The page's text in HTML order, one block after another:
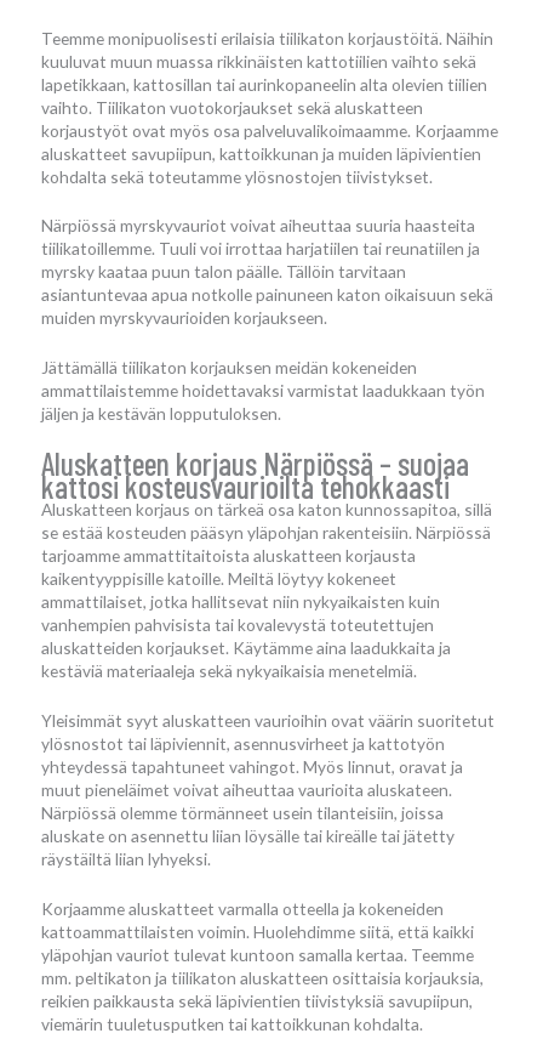
Teemme monipuolisesti erilaisia tiilikaton korjaustöitä. Näihin
kuuluvat muun muassa rikkinäisten kattotiilien vaihto sekä
lapetikkaan, kattosillan tai aurinkopaneelin alta olevien tiilien
vaihto. Tiilikaton vuotokorjaukset sekä aluskatteen
korjaustyöt ovat myös osa palveluvalikoimaamme. Korjaamme
aluskatteet savupiipun, kattoikkunan ja muiden läpivientien
kohdalta sekä toteutamme ylösnostojen tiivistykset.
Närpiössä myrskyvauriot voivat aiheuttaa suuria haasteita
tiilikatoillemme. Tuuli voi irrottaa harjatiilen tai reunatiilen ja
myrsky kaataa puun talon päälle. Tällöin tarvitaan
asiantuntevaa apua notkolle painuneen katon oikaisuun sekä
muiden myrskyvaurioiden korjaukseen.
Jättämällä tiilikaton korjauksen meidän kokeneiden
ammattilaistemme hoidettavaksi varmistat laadukkaan työn
jäljen ja kestävän lopputuloksen.
Aluskatteen korjaus Närpiössä – suojaa
kattosi kosteusvaurioilta tehokkaasti
Aluskatteen korjaus on tärkeä osa katon kunnossapitoa, sillä
se estää kosteuden pääsyn yläpohjan rakenteisiin. Närpiössä
tarjoamme ammattitaitoista aluskatteen korjausta
kaikentyyppisille katoille. Meiltä löytyy kokeneet
ammattilaiset, jotka hallitsevat niin nykyaikaisten kuin
vanhempien pahvisista tai kovalevystä toteutettujen
aluskatteiden korjaukset. Käytämme aina laadukkaita ja
kestäviä materiaaleja sekä nykyaikaisia menetelmiä.
Yleisimmät syyt aluskatteen vaurioihin ovat väärin suoritetut
ylösnostot tai läpiviennit, asennusvirheet ja kattotyön
yhteydessä tapahtuneet vahingot. Myös linnut, oravat ja
muut pieneläimet voivat aiheuttaa vaurioita aluskateen.
Närpiössä olemme törmänneet usein tilanteisiin, joissa
aluskate on asennettu liian löysälle tai kireälle tai jätetty
räystäiltä liian lyhyeksi.
Korjaamme aluskatteet varmalla otteella ja kokeneiden
kattoammattilaisten voimin. Huolehdimme siitä, että kaikki
yläpohjan vauriot tulevat kuntoon samalla kertaa. Teemme
mm. peltikaton ja tiilikaton aluskatteen osittaisia korjauksia,
reikien paikkausta sekä läpivientien tiivistyksiä savupiipun,
viemärin tuuletusputken tai kattoikkunan kohdalta.